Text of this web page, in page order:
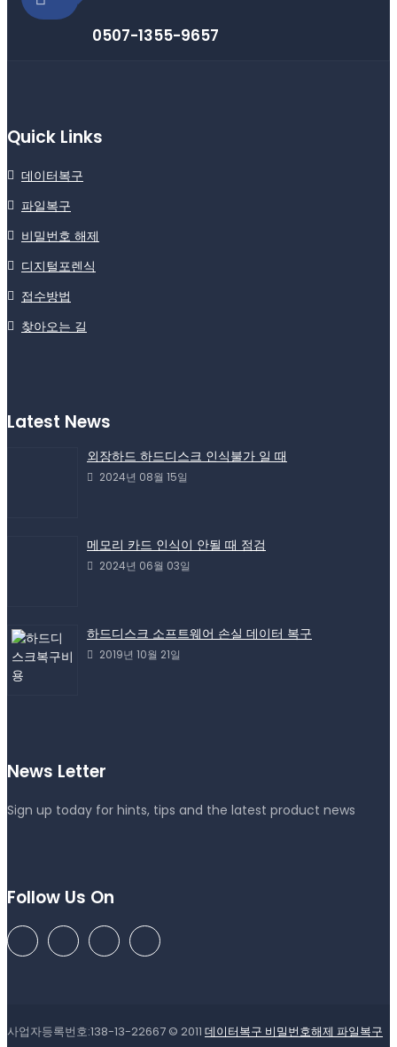
0507-1355-9657
Quick Links
데이터복구
파일복구
비밀번호 해제
디지털포렌식
접수방법
찾아오는 길
Latest News
외장하드 하드디스크 인식불가 일 때
2024년 08월 15일
메모리 카드 인식이 안될 때 점검
2024년 06월 03일
하드디스크 소프트웨어 손실 데이터 복구
2019년 10월 21일
News Letter
Sign up today for hints, tips and the latest product news
Follow Us On
사업자등록번호:138-13-22667 © 2011 데이터복구 비밀번호해제 파일복구